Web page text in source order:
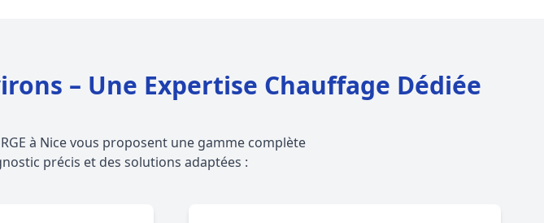
– Une Expertise Chauffage Dédiée
à Nice vous proposent une gamme complète
précis et des solutions adaptées :